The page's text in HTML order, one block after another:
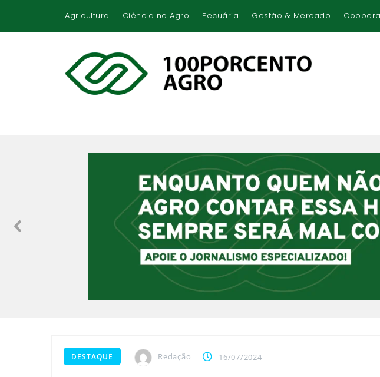
Agricultura Ciência no Agro Pecuária Gestão & Mercado
DESTAQUE Redação 16/07/2024